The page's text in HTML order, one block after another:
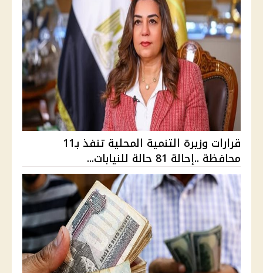
قرارات وزيرة التنمية المحلية تنفذ بـ11
محافظة ..إحالة 81 حالة للنيابات...